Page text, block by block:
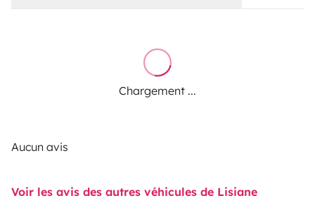
Chargement ...
Aucun avis
Voir les avis des autres véhicules de Lisiane